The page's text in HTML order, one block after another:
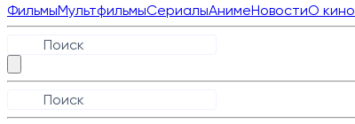
ФильмыМультфильмыСериалыАнимеНовостиО кино